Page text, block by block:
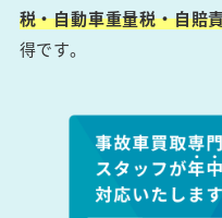
税・自動車重量税・自賠
得です。